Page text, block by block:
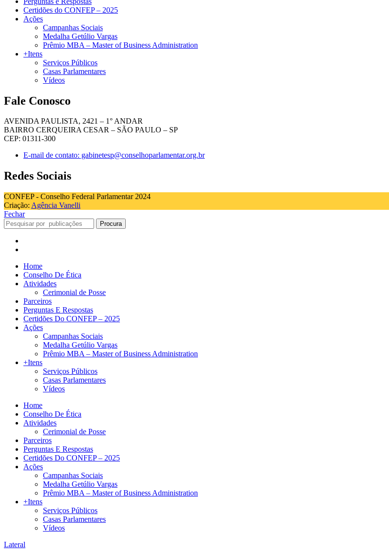
Certidões do CONFEP – 2025
Ações
Campanhas Sociais
Medalha Getúlio Vargas
Prêmio MBA – Master of Business Administration
+Itens
Serviços Públicos
Casas Parlamentares
Vídeos
Fale Conosco
AVENIDA PAULISTA, 2421 – 1° ANDAR
BAIRRO CERQUEIRA CESAR – SÃO PAULO – SP
CEP: 01311-300
E-mail de contato: gabinetesp@conselhoparlamentar.org.br
Redes Sociais
CONFEP - Conselho Federal Parlamentar 2024
Criação: Agência Vanelli
Fechar
Procura
Home
Conselho De Ética
Atividades
Cerimonial de Posse
Parceiros
Perguntas E Respostas
Certidões Do CONFEP – 2025
Ações
Campanhas Sociais
Medalha Getúlio Vargas
Prêmio MBA – Master of Business Administration
+Itens
Serviços Públicos
Casas Parlamentares
Vídeos
Home
Conselho De Ética
Atividades
Cerimonial de Posse
Parceiros
Perguntas E Respostas
Certidões Do CONFEP – 2025
Ações
Campanhas Sociais
Medalha Getúlio Vargas
Prêmio MBA – Master of Business Administration
+Itens
Serviços Públicos
Casas Parlamentares
Vídeos
Lateral